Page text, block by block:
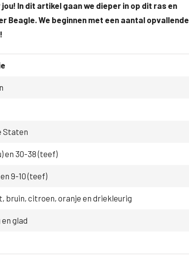
In dit artikel gaan we dieper in op dit ras en
Beagle. We beginnen met een aantal opvallende
Staten
en 30-38 (teef)
en 9-10 (teef)
bruin, citroen, oranje en driekleurig
glad